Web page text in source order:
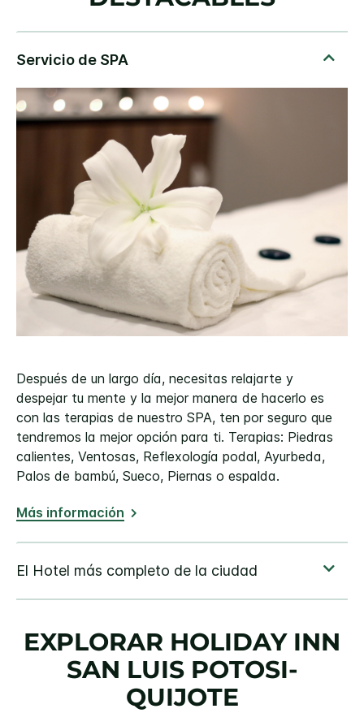
Después de un largo día, necesitas relajarte y
despejar tu mente y la mejor manera de hacerlo es
con las terapias de nuestro SPA, ten por seguro que
tendremos la mejor opción para ti. Terapias: Piedras
calientes, Ventosas, Reflexología podal, Ayurbeda,
Palos de bambú, Sueco, Piernas o espalda.
Más información
EXPLORAR HOLIDAY INN
SAN LUIS POTOSI-
QUIJOTE